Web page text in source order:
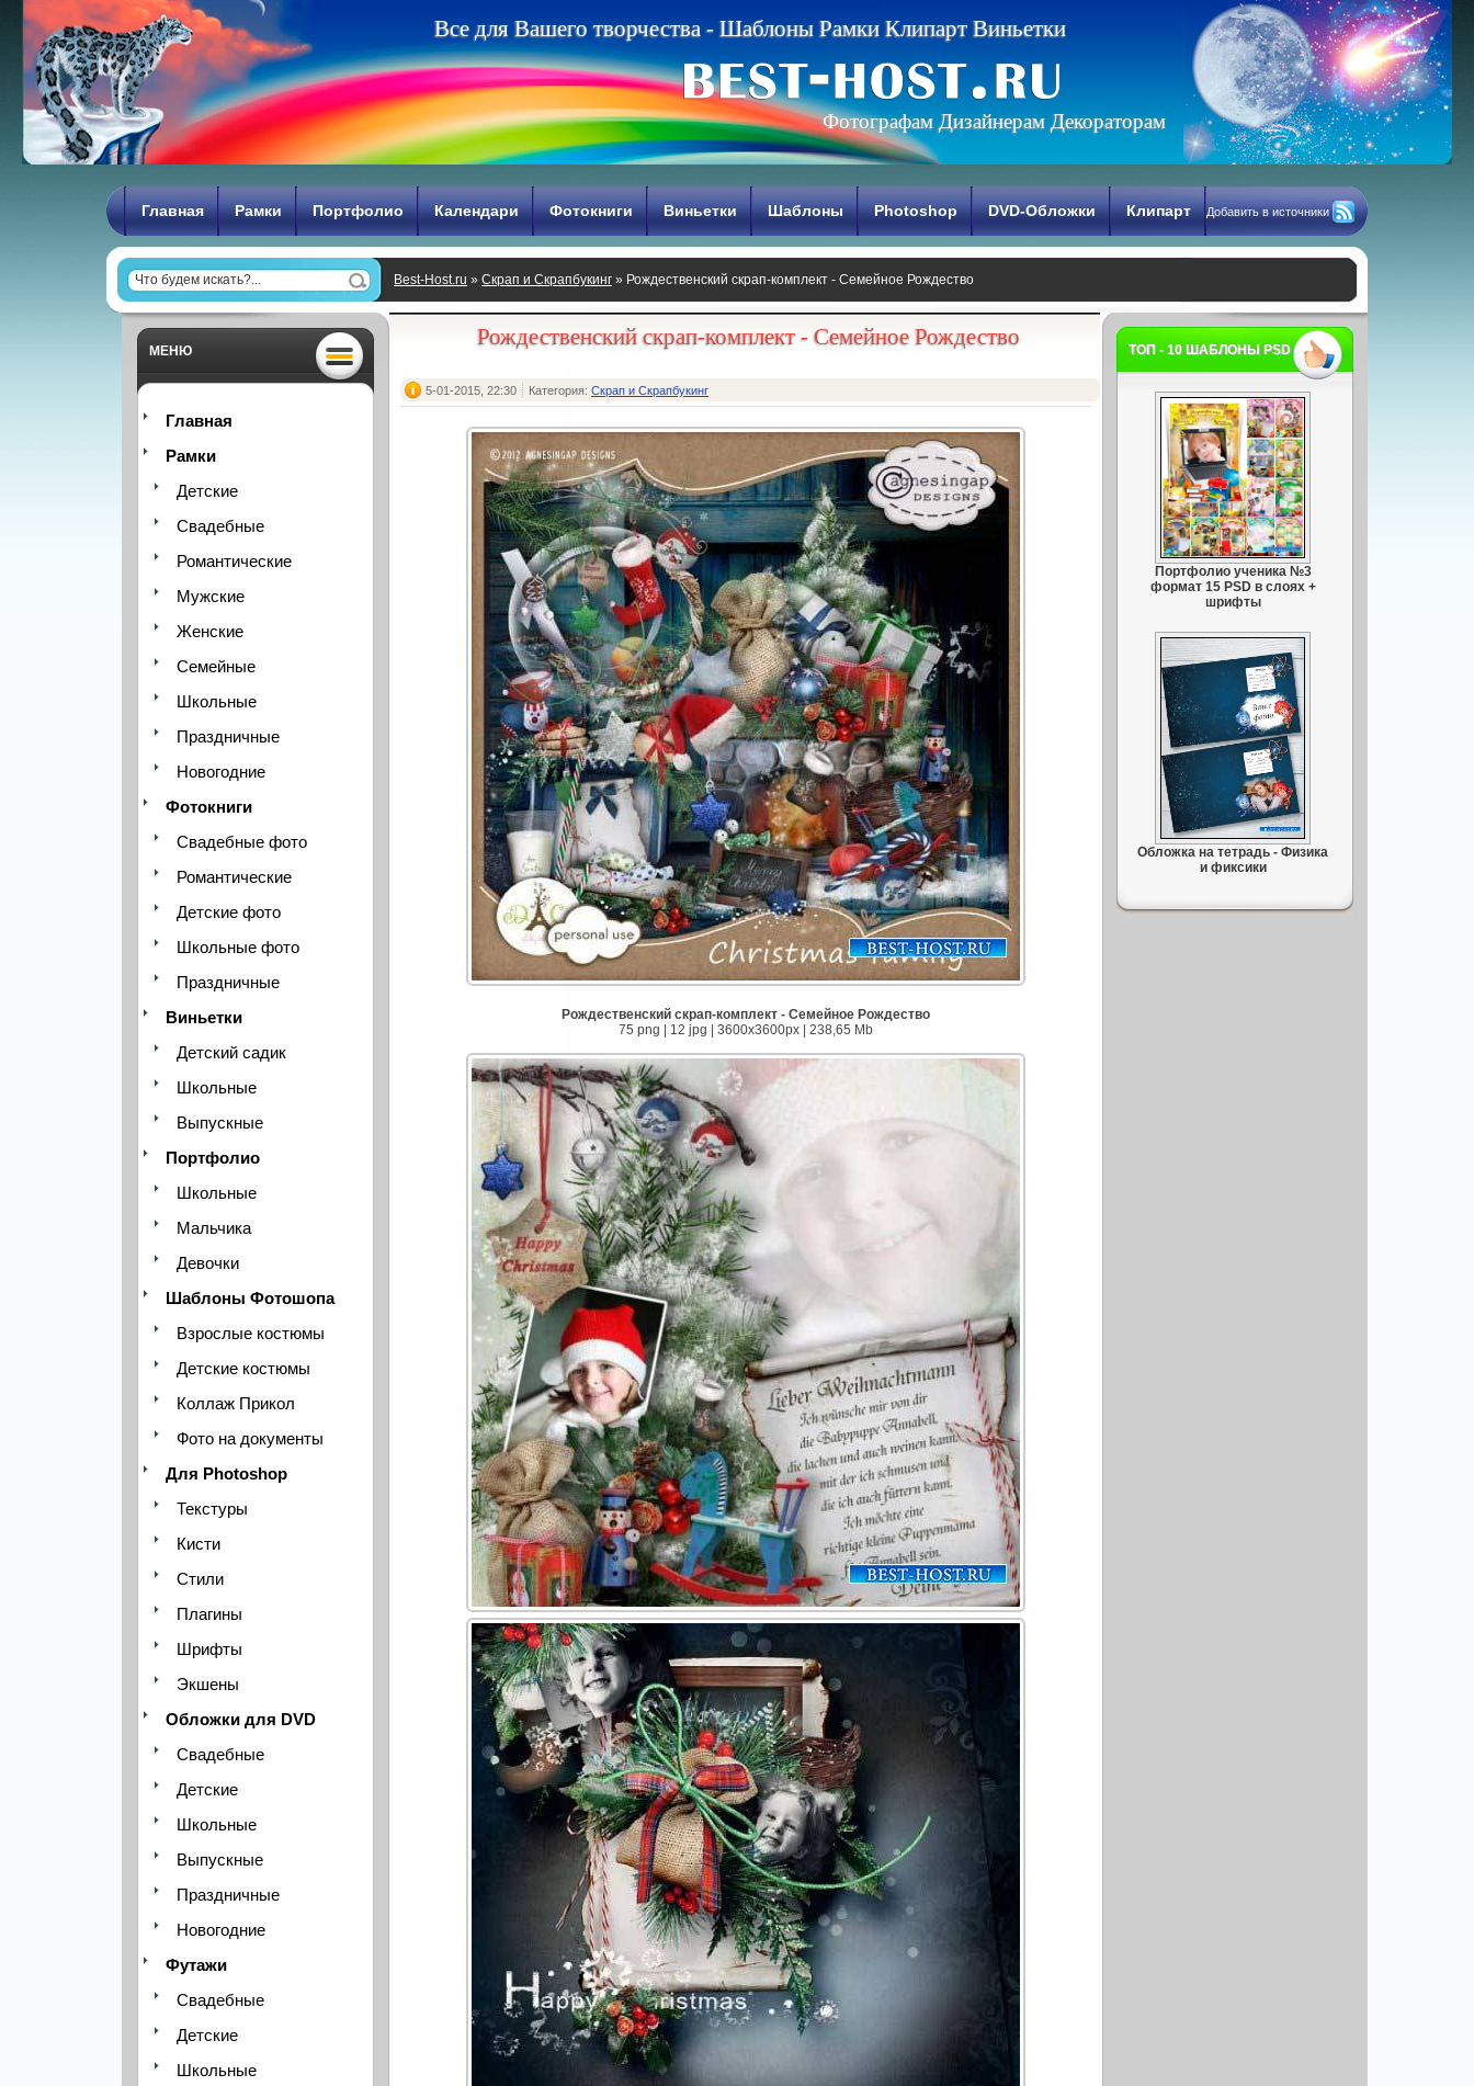
Все для Вашего творчества - Шаблоны Рамки Клипарт Виньетки
Фотографам Дизайнерам Декораторам
Главная Рамки Портфолио Календари Фотокниги Виньетки Шаблоны Photoshop DVD-Обложки Клипарт Добавить в источники
Best-Host.ru » Скрап и Скрапбукинг » Рождественский скрап-комплект - Семейное Рождество
МЕНЮ
Главная
Рамки
Детские
Свадебные
Романтические
Мужские
Женские
Семейные
Школьные
Праздничные
Новогодние
Фотокниги
Свадебные фото
Романтические
Детские фото
Школьные фото
Праздничные
Виньетки
Детский садик
Школьные
Выпускные
Портфолио
Школьные
Мальчика
Девочки
Шаблоны Фотошопа
Взрослые костюмы
Детские костюмы
Коллаж Прикол
Фото на документы
Для Photoshop
Текстуры
Кисти
Стили
Плагины
Шрифты
Экшены
Обложки для DVD
Свадебные
Детские
Школьные
Выпускные
Праздничные
Новогодние
Футажи
Свадебные
Детские
Школьные
Рождественский скрап-комплект - Семейное Рождество
5-01-2015, 22:30 Категория: Скрап и Скрапбукинг
Рождественский скрап-комплект - Семейное Рождество
75 png | 12 jpg | 3600x3600px | 238,65 Mb
ТОП - 10 ШАБЛОНЫ PSD
Портфолио ученика №3
формат 15 PSD в слоях +
шрифты
Обложка на тетрадь - Физика
и фиксики